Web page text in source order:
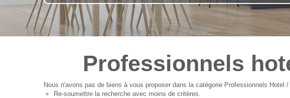
Professionnels
Nous n'avons pas de biens à vous proposer dans la catégorie Professionnels
Re-soumettre la recherche avec moins de critères.